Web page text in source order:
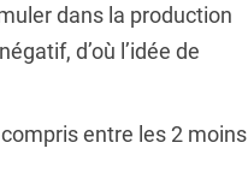
dans la production
d’où l’idée de
entre les 2 moins